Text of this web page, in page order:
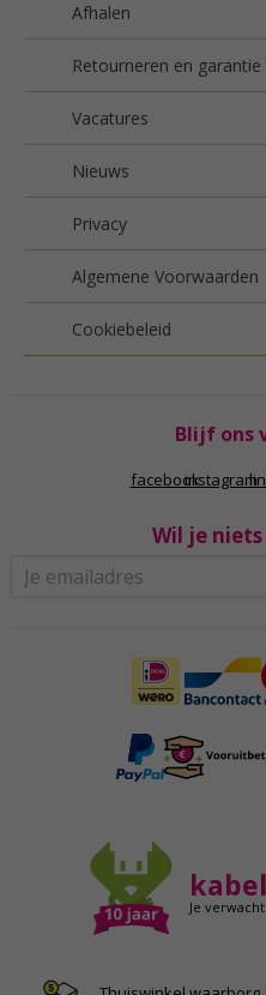
Afhalen
Retourneren en garantie
Vacatures
Nieuws
Privacy
Algemene Voorwaarden
Cookiebeleid
Blijf ons
facebookinstagram
Wil je niets
kabel
Je